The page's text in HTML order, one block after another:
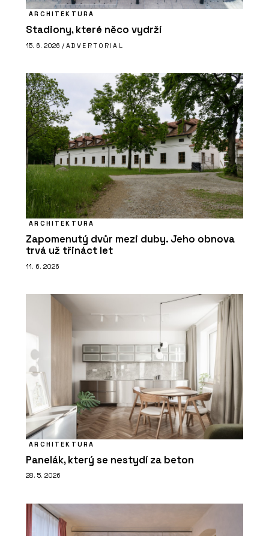
ARCHITEKTURA
Stadiony, které něco vydrží
15. 6. 2026 / ADVERTORIAL
ARCHITEKTURA
Zapomenutý dvůr mezi duby. Jeho obnova
trvá už třináct let
11. 6. 2026
ARCHITEKTURA
Panelák, který se nestydí za beton
28. 5. 2026